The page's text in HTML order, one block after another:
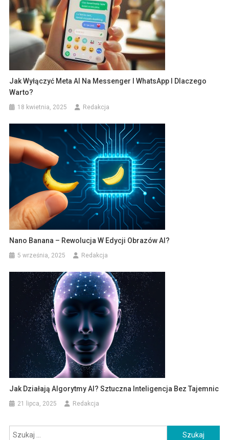
Jak Wyłączyć Meta AI Na Messenger I WhatsApp I Dlaczego
Warto?
18 kwietnia, 2025 Redakcja
Nano Banana – Rewolucja W Edycji Obrazów AI?
5 września, 2025 Redakcja
Jak Działają Algorytmy AI? Sztuczna Inteligencja Bez Tajemnic
21 lipca, 2025 Redakcja
Szukaj: